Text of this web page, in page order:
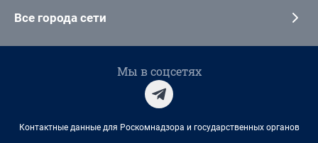
Все города сети
Мы в соцсетях
Контактные данные для Роскомнадзора и государственных органов